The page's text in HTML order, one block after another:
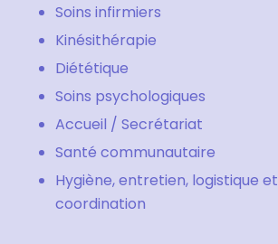
Soins infirmiers
Kinésithérapie
Diététique
Soins psychologiques
Accueil / Secrétariat
Santé communautaire
Hygiène, entretien, logistique et
coordination